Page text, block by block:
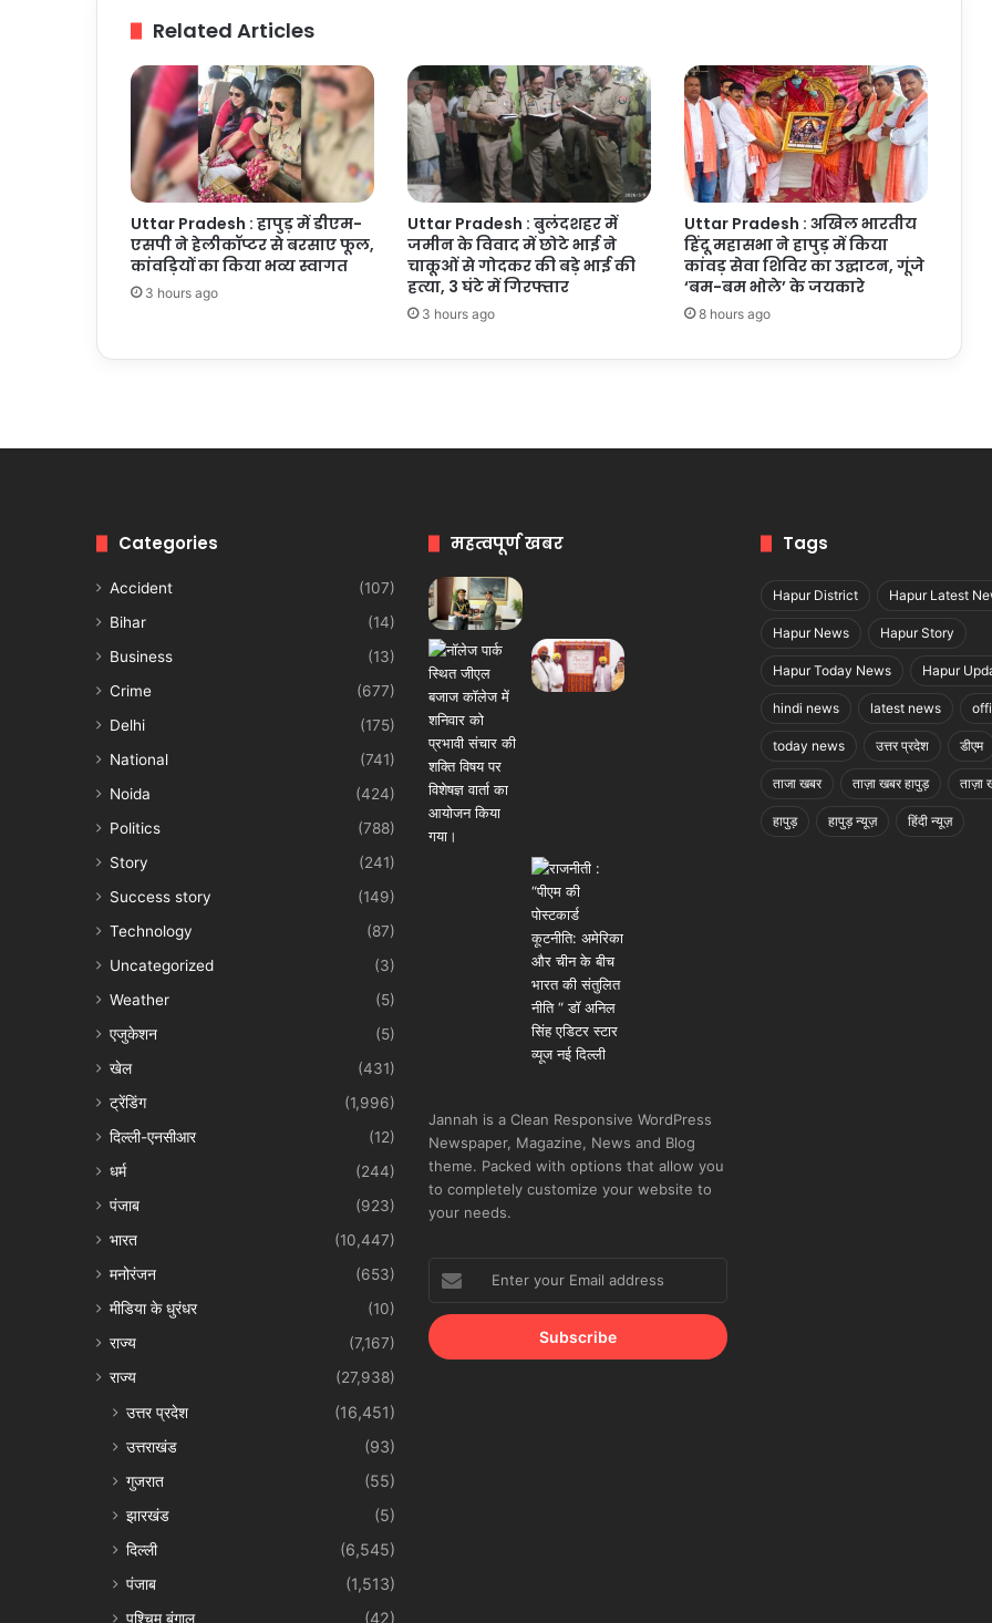
के
सैंपल
लिए
झुलसा
Related Articles
Uttar Pradesh : हापुड़ में डीएम-
एसपी ने हेलीकॉप्टर से बरसाए फूल,
कांवड़ियों का किया भव्य स्वागत
3 hours ago
Uttar Pradesh : बुलंदशहर में
जमीन के विवाद में छोटे भाई ने
चाकूओं से गोदकर की बड़े भाई की
हत्या, 3 घंटे में गिरफ्तार
3 hours ago
Uttar Pradesh : अखिल भारतीय
हिंदू महासभा ने हापुड़ में किया
कांवड़ सेवा शिविर का उद्घाटन, गूंजे
‘बम-बम भोले’ के जयकारे
8 hours ago
Categories
Accident
(107)
Bihar
(14)
Business
(13)
Crime
(677)
Delhi
(175)
National
(741)
Noida
(424)
Politics
(788)
Story
(241)
Success story
(149)
Technology
(87)
Uncategorized
(3)
Weather
(5)
एजुकेशन
(5)
खेल
(431)
ट्रेंडिंग
(1,996)
दिल्ली-एनसीआर
(12)
धर्म
(244)
पंजाब
(923)
भारत
(10,447)
मनोरंजन
(653)
मीडिया के धुरंधर
(10)
राज्य
(7,167)
राज्य
(27,938)
उत्तर प्रदेश
(16,451)
उत्तराखंड
(93)
गुजरात
(55)
झारखंड
(5)
दिल्ली
(6,545)
पंजाब
(1,513)
पश्चिम बंगाल
(42)
महत्वपूर्ण खबर
Jannah is a Clean Responsive WordPress
Newspaper, Magazine, News and Blog
theme. Packed with options that allow you
to completely customize your website to
your needs.
your
Email
address
Tags
Hapur District Hapur Latest
Hapur News Hapur Story
Hapur Today News Hapur
hindi news latest news
today news उत्तर प्रदेश डीएम
ताजा खबर ताज़ा खबर हापुड़ ताज़ा
हापुड़ हापुड़ न्यूज़ हिंदी न्यूज़